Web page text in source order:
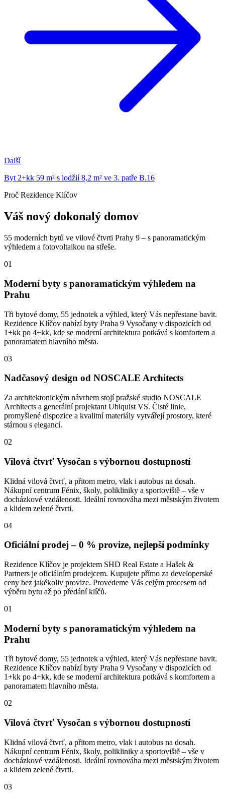
Další
Byt 2+kk 59 m² s lodžií 8,2 m² ve 3. patře B.16
Proč Rezidence Klíčov
Váš nový dokonalý domov
55 moderních bytů ve vilové čtvrti Prahy 9 – s panoramatickým
výhledem a fotovoltaikou na střeše.
01
Moderní byty s panoramatickým výhledem na
Prahu
Tři bytové domy, 55 jednotek a výhled, který Vás nepřestane bavit.
Rezidence Klíčov nabízí byty Praha 9 Vysočany v dispozicích od
1+kk po 4+kk, kde se moderní architektura potkává s komfortem a
panoramatem hlavního města.
03
Nadčasový design od NOSCALE Architects
Za architektonickým návrhem stojí pražské studio NOSCALE
Architects a generální projektant Ubiquist VS. Čisté linie,
promyšlené dispozice a kvalitní materiály vytvářejí prostory, které
stárnou s elegancí.
02
Vilová čtvrť Vysočan s výbornou dostupností
Klidná vilová čtvrť, a přitom metro, vlak i autobus na dosah.
Nákupní centrum Fénix, školy, polikliniky a sportoviště – vše v
docházkové vzdálenosti. Ideální rovnováha mezi městským životem
a klidem zelené čtvrti.
04
Oficiální prodej – 0 % provize, nejlepší podmínky
Rezidence Klíčov je projektem SHD Real Estate a Hašek &
Partners je oficiálním prodejcem. Kupujete přímo za developerské
ceny bez jakékoliv provize. Provedeme Vás celým procesem od
výběru bytu až po předání klíčů.
01
Moderní byty s panoramatickým výhledem na
Prahu
Tři bytové domy, 55 jednotek a výhled, který Vás nepřestane bavit.
Rezidence Klíčov nabízí byty Praha 9 Vysočany v dispozicích od
1+kk po 4+kk, kde se moderní architektura potkává s komfortem a
panoramatem hlavního města.
02
Vilová čtvrť Vysočan s výbornou dostupností
Klidná vilová čtvrť, a přitom metro, vlak i autobus na dosah.
Nákupní centrum Fénix, školy, polikliniky a sportoviště – vše v
docházkové vzdálenosti. Ideální rovnováha mezi městským životem
a klidem zelené čtvrti.
03